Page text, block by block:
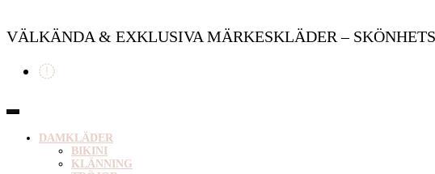
VÄLKÄNDA & EXKLUSIVA MÄRKESKLÄDER –
DAMKLÄDER
BIKINI
KLÄNNING